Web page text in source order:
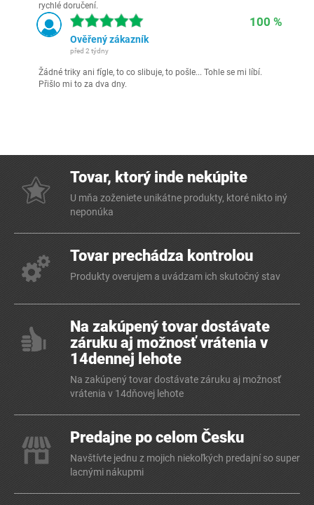
rychlé doručení.
100 %
Ověřený zákazník
před 2 týdny
Žádné triky ani fígle, to co slibuje, to pošle... Tohle se mi líbí.
Přišlo mi to za dva dny.
Tovar, ktorý inde nekúpite
U mňa zoženiete unikátne produkty, ktoré nikto iný
neponúka
Tovar prechádza kontrolou
Produkty overujem a uvádzam ich skutočný stav
Na zakúpený tovar dostávate
záruku aj možnosť vrátenia v
14dennej lehote
Na zakúpený tovar dostávate záruku aj možnosť
vrátenia v 14dňovej lehote
Predajne po celom Česku
Navštívte jednu z mojich niekoľkých predajní so super
lacnými nákupmi